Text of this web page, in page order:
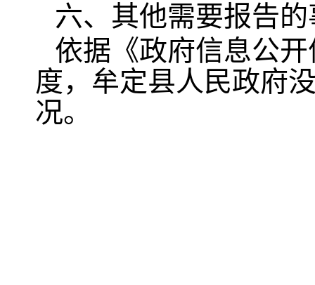
六、其他需要报告
依据《政府信息公
度，牟定县人民政府
况。